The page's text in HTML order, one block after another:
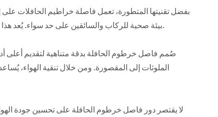
بفضل تقنيتها المتطورة، تعمل فاصلة خراطيم الحافلات على
صُمم فاصل خرطوم الحافلة بدقة متناهية لتقديم أعلى
الملوثات إلى المقصورة. ومن خلال تنقية الهواء،
لا يقتصر دور فاصل خرطوم الحافلة على تحسين جودة